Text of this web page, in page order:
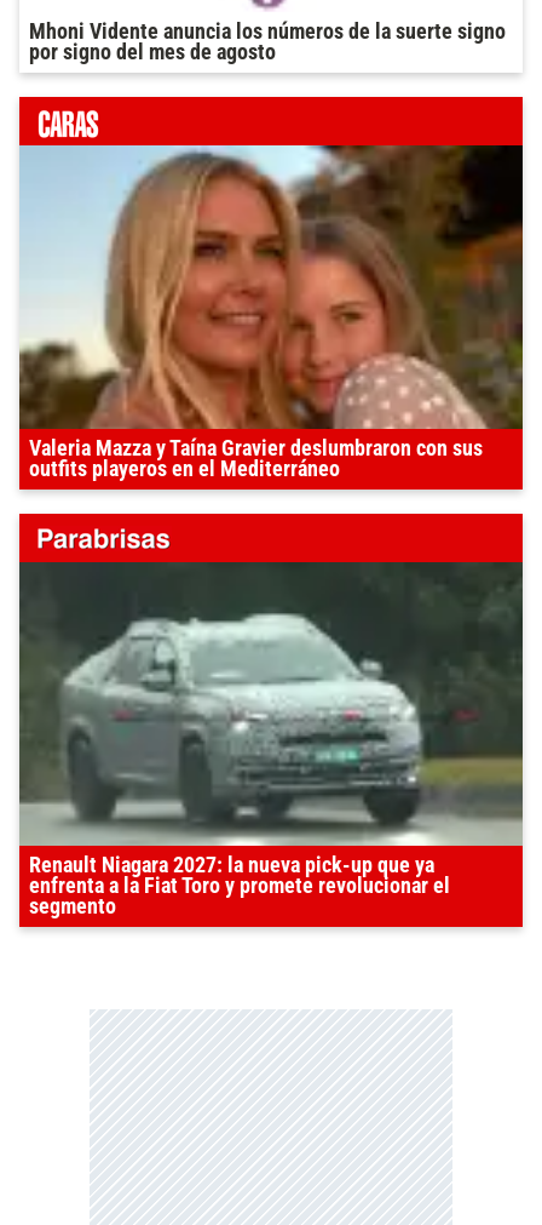
Mhoni Vidente anuncia los números de la suerte signo
por signo del mes de agosto
Valeria Mazza y Taína Gravier deslumbraron con sus
outfits playeros en el Mediterráneo
Renault Niagara 2027: la nueva pick-up que ya
enfrenta a la Fiat Toro y promete revolucionar el
segmento